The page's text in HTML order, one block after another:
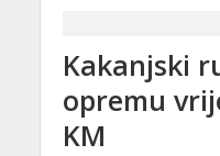
Kakanjski
opremu
KM